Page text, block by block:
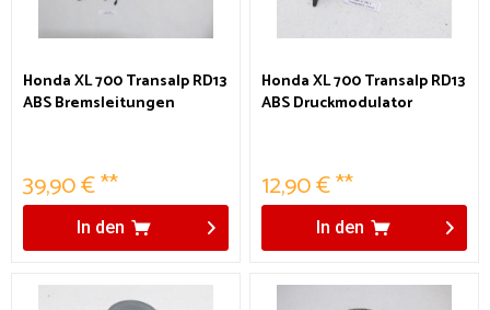
Honda XL 700 Transalp RD13
ABS Bremsleitungen
39,90 € **
In den
Honda XL 700 Transalp RD13
ABS Druckmodulator
12,90 € **
In den